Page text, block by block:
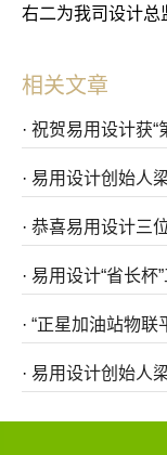
右二为我司设计总
相关文章
· 祝贺易用设计获“
· 易用设计创始人
· 恭喜易用设计三
· 易用设计“省长杯
· “正星加油站物联
· 易用设计创始人